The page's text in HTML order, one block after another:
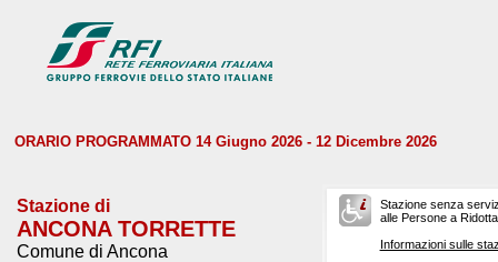
ORARIO PROGRAMMATO 14 Giugno 2026 - 12 Dicembre 2026
Stazione di
ANCONA TORRETTE
Comune di Ancona
Stazione senza
alle Persone a
Informazioni sulle